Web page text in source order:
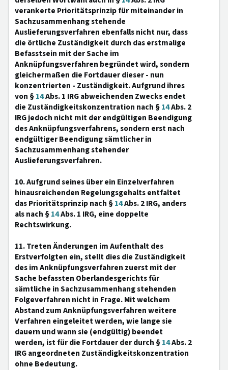
verankerte Prioritätsprinzip für miteinander in
Sachzusammenhang stehende
Auslieferungsverfahren ebenfalls nicht nur, dass
die örtliche Zuständigkeit durch das erstmalige
Befasstsein mit der Sache im
Anknüpfungsverfahren begründet wird, sondern
gleichermaßen die Fortdauer dieser - nun
konzentrierten - Zuständigkeit. Aufgrund ihres
von §14Abs. 1 IRG abweichenden Zwecks endet
die Zuständigkeitskonzentration nach §14Abs. 2
IRG jedoch nicht mit der endgültigen Beendigung
des Anknüpfungsverfahrens, sondern erst nach
endgültiger Beendigung sämtlicher in
Sachzusammenhang stehender
Auslieferungsverfahren.
10. Aufgrund seines über ein Einzelverfahren
hinausreichenden Regelungsgehalts entfaltet
das Prioritätsprinzip nach §14Abs. 2 IRG, anders
als nach §14Abs. 1 IRG, eine doppelte
Rechtswirkung.
11. Treten Änderungen im Aufenthalt des
Erstverfolgten ein, stellt dies die Zuständigkeit
des im Anknüpfungsverfahren zuerst mit der
Sache befassten Oberlandesgerichts für
sämtliche in Sachzusammenhang stehenden
Folgeverfahren nicht in Frage. Mit welchem
Abstand zum Anknüpfungsverfahren weitere
Verfahren eingeleitet werden, wie lange sie
dauern und wann sie (endgültig) beendet
werden, ist für die Fortdauer der durch §14Abs. 2
IRG angeordneten Zuständigkeitskonzentration
ohne Bedeutung.